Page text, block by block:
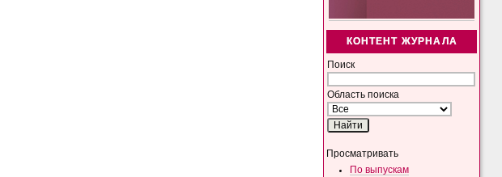
КОНТЕНТ ЖУРНАЛА
Поиск
Область поиска
Просматривать
По выпускам